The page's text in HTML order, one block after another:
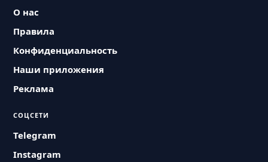
О нас
Правила
Конфиденциальность
Наши приложения
Реклама
СОЦСЕТИ
Telegram
Instagram